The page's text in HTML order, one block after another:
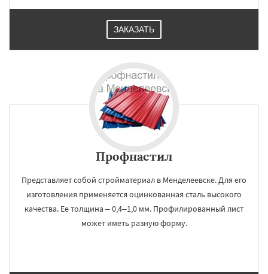
ЗАКАЗАТЬ
Профнастил
Представляет собой стройматериал в Менделеевске. Для его
изготовления применяется оцинкованная сталь высокого
качества. Ее толщина – 0,4–1,0 мм. Профилированный лист
может иметь разную форму.